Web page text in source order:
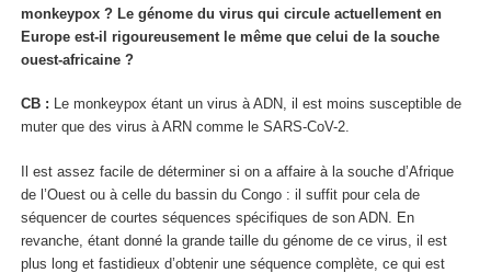
monkeypox ? Le génome du virus qui circule actuellement en
Europe est-il rigoureusement le même que celui de la souche
ouest-africaine ?
CB : Le monkeypox étant un virus à ADN, il est moins susceptible de
muter que des virus à ARN comme le SARS-CoV-2.
Il est assez facile de déterminer si on a affaire à la souche d’Afrique
de l’Ouest ou à celle du bassin du Congo : il suffit pour cela de
séquencer de courtes séquences spécifiques de son ADN. En
revanche, étant donné la grande taille du génome de ce virus, il est
plus long et fastidieux d’obtenir une séquence complète, ce qui est